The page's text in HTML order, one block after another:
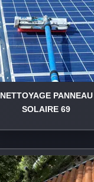
NETTOYAGE PANNEAU
SOLAIRE 69